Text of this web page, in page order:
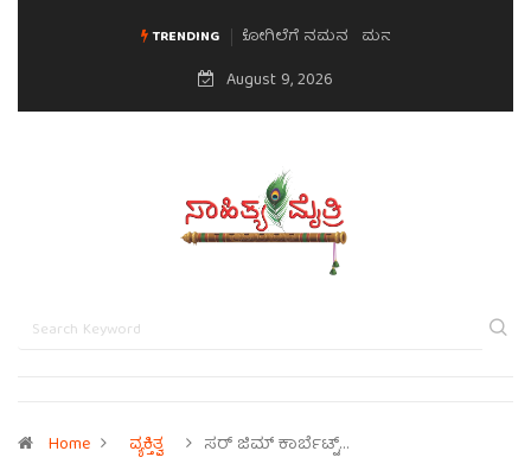
TRENDING ಮನಸಿನ ಸವಿಭಾವ
August 9, 2026
Home ವ್ಯಕ್ತಿತ್ವ ಸರ್ ಜಿಮ್ ಕಾರ್ಬೆಟ್ಟ್…